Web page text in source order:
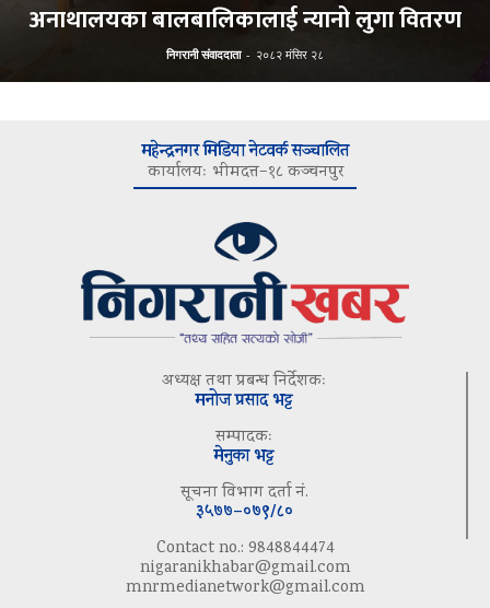
अनाथालयका बालबालिकालाई न्यानो लुगा वितरण
निगरानी संवाददाता - २०८२ मंसिर २८
महेन्द्रनगर मिडिया नेटवर्क सञ्चालित
कार्यालयः भीमदत्त–१८ कञ्चनपुर
अध्यक्ष तथा प्रबन्ध निर्देशकः
मनोज प्रसाद भट्ट
सम्पादकः
मेनुका भट्ट
सूचना विभाग दर्ता नं.
३५७७–०७९/८०
Contact no.: 9848844474
nigaranikhabar@gmail.com
mnrmedianetwork@gmail.com